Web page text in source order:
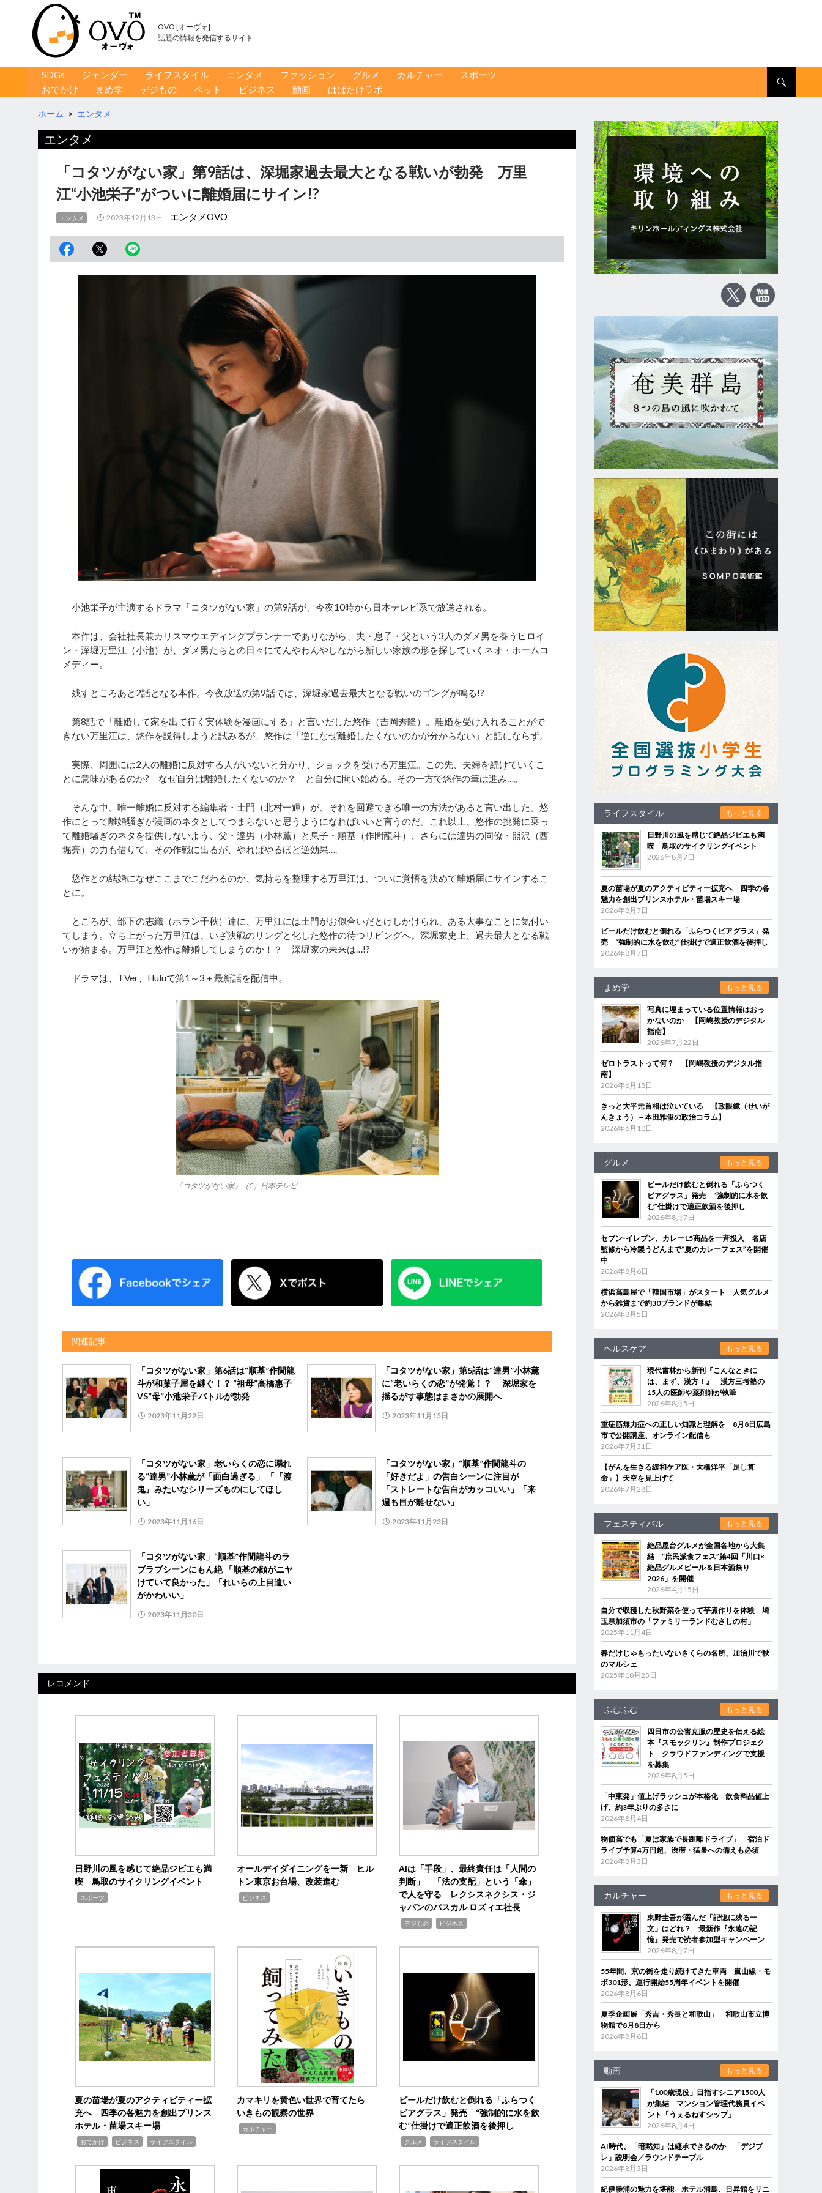
OVO [オーヴォ]
話題の情報を発信するサイト
コンテンツへ移動
SDGs ジェンダー ライフスタイル エンタメ ファッション グルメ カルチャー
スポーツ
おでかけ
まめ学 デジもの ペット ビジネス 動画 はばたけラボ
ホーム > エンタメ
エンタメ
「コタツがない家」第9話は、深堀家過去最大となる戦いが勃発 万里
江“小池栄子”がついに離婚届にサイン!?
エンタメ 2023年12月13日 エンタメOVO
小池栄子が主演するドラマ「コタツがない家」の第9話が、今夜10時から日本テレビ系で放送される。
本作は、会社社長兼カリスマウエディングプランナーでありながら、夫・息子・父という3人のダメ男を養うヒロイ
ン・深堀万里江（小池）が、ダメ男たちとの日々にてんやわんやしながら新しい家族の形を探していくネオ・ホームコ
メディー。
残すところあと2話となる本作。今夜放送の第9話では、深堀家過去最大となる戦いのゴングが鳴る!?
第8話で「離婚して家を出て行く実体験を漫画にする」と言いだした悠作（吉岡秀隆）。離婚を受け入れることがで
きない万里江は、悠作を説得しようと試みるが、悠作は「逆になぜ離婚したくないのかが分からない」と話にならず。
実際、周囲には2人の離婚に反対する人がいないと分かり、ショックを受ける万里江。この先、夫婦を続けていくこ
とに意味があるのか? なぜ自分は離婚したくないのか？ と自分に問い始める。その一方で悠作の筆は進み…。
そんな中、唯一離婚に反対する編集者・土門（北村一輝）が、それを回避できる唯一の方法があると言い出した。悠
作にとって離婚騒ぎが漫画のネタとしてつまらないと思うようになればいいと言うのだ。これ以上、悠作の挑発に乗っ
て離婚騒ぎのネタを提供しないよう、父・達男（小林薫）と息子・順基（作間龍斗）、さらには達男の同僚・熊沢（西
堀亮）の力も借りて、その作戦に出るが、やればやるほど逆効果…。
悠作との結婚になぜここまでこだわるのか、気持ちを整理する万里江は、ついに覚悟を決めて離婚届にサインするこ
とに。
ところが、部下の志織（ホラン千秋）達に、万里江には土門がお似合いだとけしかけられ、ある大事なことに気付い
てしまう。立ち上がった万里江は、いざ決戦のリングと化した悠作の待つリビングへ。深堀家史上、過去最大となる戦
いが始まる。万里江と悠作は離婚してしまうのか！？ 深堀家の未来は…!?
ドラマは、TVer、Huluで第1～3＋最新話を配信中。
「コタツがない家」（C）日本テレビ
関連記事
「コタツがない家」第6話は“順基”作間龍
斗が和菓子屋を継ぐ！？ “祖母”高橋惠子
VS“母”小池栄子バトルが勃発
2023年11月22日
「コタツがない家」第5話は“達男”小林薫
に“老いらくの恋”が発覚！？ 深堀家を
揺るがす事態はまさかの展開へ
2023年11月15日
「コタツがない家」老いらくの恋に溺れ
る“達男”小林薫が「面白過ぎる」 「『渡
鬼』みたいなシリーズものにしてほし
い」
2023年11月16日
「コタツがない家」“順基”作間龍斗の
「好きだよ」の告白シーンに注目が
「ストレートな告白がカッコいい」「来
週も目が離せない」
2023年11月23日
「コタツがない家」“順基”作間龍斗のラ
ブラブシーンにもん絶 「順基の顔がニヤ
けていて良かった」「れいらの上目遣い
がかわいい」
2023年11月30日
レコメンド
日野川の風を感じて絶品ジビエも満
喫 鳥取のサイクリングイベント
スポーツ
オールデイダイニングを一新 ヒル
トン東京お台場、改装進む
ビジネス
AIは「手段」、最終責任は「人間の
判断」 「法の支配」という「傘」
で人を守る レクシスネクシス・ジ
ャパンのパスカル ロズィエ社長
デジもの ビジネス
夏の苗場が夏のアクティビティー拡
充へ 四季の各魅力を創出プリンス
ホテル・苗場スキー場
おでかけ ビジネス ライフスタイル
カマキリを黄色い世界で育てたら
いきもの観察の世界
カルチャー
ビールだけ飲むと倒れる「ふらつく
ビアグラス」発売 “強制的に水を飲
む”仕掛けで適正飲酒を後押し
グルメ ライフスタイル
ライフスタイル もっと見る
日野川の風を感じて絶品ジビエも満
喫 鳥取のサイクリングイベント
2026年8月7日
夏の苗場が夏のアクティビティー拡充へ 四季の各
魅力を創出プリンスホテル・苗場スキー場
2026年8月7日
ビールだけ飲むと倒れる「ふらつくビアグラス」発
売 “強制的に水を飲む”仕掛けで適正飲酒を後押し
2026年8月7日
まめ学 もっと見る
写真に埋まっている位置情報はおっ
かないのか 【岡嶋教授のデジタル
指南】
2026年7月22日
ゼロトラストって何？ 【岡嶋教授のデジタル指
南】
2026年6月18日
きっと大平元首相は泣いている 【政眼鏡（せいが
んきょう）－本田雅俊の政治コラム】
2026年6月10日
グルメ もっと見る
ビールだけ飲むと倒れる「ふらつく
ビアグラス」発売 “強制的に水を飲
む”仕掛けで適正飲酒を後押し
2026年8月7日
セブン‐イレブン、カレー15商品を一斉投入 名店
監修から冷製うどんまで“夏のカレーフェス”を開催
中
2026年8月6日
横浜高島屋で「韓国市場」がスタート 人気グルメ
から雑貨まで約30ブランドが集結
2026年8月5日
ヘルスケア もっと見る
現代書林から新刊『こんなときに
は、まず、漢方！』 漢方三考塾の
15人の医師や薬剤師が執筆
2026年8月5日
重症筋無力症への正しい知識と理解を 8月8日広島
市で公開講座、オンライン配信も
2026年7月31日
【がんを生きる緩和ケア医・大橋洋平「足し算
命」】天空を見上げて
2026年7月28日
フェスティバル もっと見る
絶品屋台グルメが全国各地から大集
結 “庶民派食フェス”第4回「川口×
絶品グルメビール＆日本酒祭り
2026」を開催
2026年4月15日
自分で収穫した秋野菜を使って芋煮作りを体験 埼
玉県加須市の「ファミリーランドむさしの村」
2025年11月4日
春だけじゃもったいないさくらの名所、加治川で秋
のマルシェ
2025年10月23日
ふむふむ もっと見る
四日市の公害克服の歴史を伝える絵
本『スモックリン』制作プロジェク
ト クラウドファンディングで支援
を募集
2026年8月5日
「中東発」値上げラッシュが本格化 飲食料品値上
げ、約3年ぶりの多さに
2026年8月4日
物価高でも「夏は家族で長距離ドライブ」 宿泊ド
ライブ予算4万円超、渋滞・猛暑への備えも必須
2026年8月3日
カルチャー もっと見る
東野圭吾が選んだ「記憶に残る一
文」はどれ？ 最新作『永遠の記
憶』発売で読者参加型キャンペーン
2026年8月7日
55年間、京の街を走り続けてきた車両 嵐山線・モ
ボ301形、運行開始55周年イベントを開催
2026年8月6日
夏季企画展「秀吉・秀長と和歌山」 和歌山市立博
物館で8月8日から
2026年8月6日
動画 もっと見る
「100歳現役」目指すシニア1500人
が集結 マンション管理代務員イベ
ント「うぇるねすシップ」
2026年8月4日
AI時代、「暗黙知」は継承できるのか 「デジブ
レ」説明会／ラウンドテーブル
2026年8月3日
紀伊勝浦の魅力を堪能 ホテル浦島、日昇館をリニ